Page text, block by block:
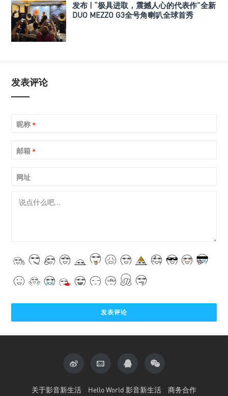
发布 | “极具进取，震撼人心的代表作”全新
DUO MEZZO G3全号角喇叭全球首秀
发表评论
昵称 *
邮箱 *
网址
关于影音新生活 Hello World 影音新生活 商务合作